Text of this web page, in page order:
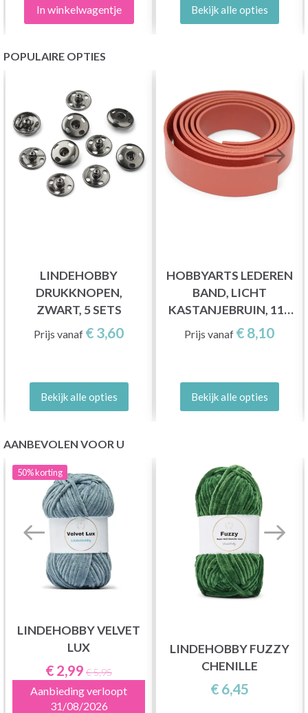
In winkelwagentje Bekijk alle opties
POPULAIRE OPTIES
LINDEHOBBY
DRUKKNOPEN,
ZWART, 5 SETS
Prijs vanaf € 3,60
Bekijk alle opties
HOBBYARTS LEDEREN
BAND, LICHT
KASTANJEBRUIN, 115
CM
Prijs vanaf € 8,10
Bekijk alle opties
AANBEVOLEN VOOR U
50%korting
LINDEHOBBY VELVET
LUX
€ 2,99 € 5,95
Aanbieding verloopt
31/08/2026
LINDEHOBBY FUZZY
CHENILLE
€ 6,45